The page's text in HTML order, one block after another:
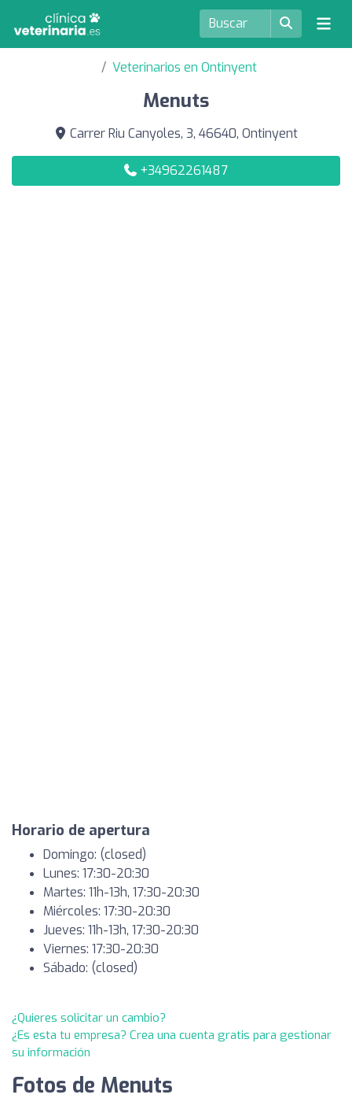
Veterinarios en Ontinyent
Menuts
Carrer Riu Canyoles, 3, 46640, Ontinyent
+34962261487
Horario de apertura
Domingo: (closed)
Lunes: 17:30-20:30
Martes: 11h-13h, 17:30-20:30
Miércoles: 17:30-20:30
Jueves: 11h-13h, 17:30-20:30
Viernes: 17:30-20:30
Sábado: (closed)
¿Quieres solicitar un cambio?
¿Es esta tu empresa? Crea una cuenta gratis para gestionar
su información
Fotos de Menuts